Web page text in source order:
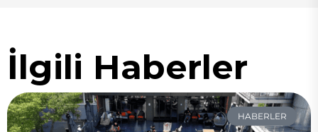
İlgili Haberler
HABERLER